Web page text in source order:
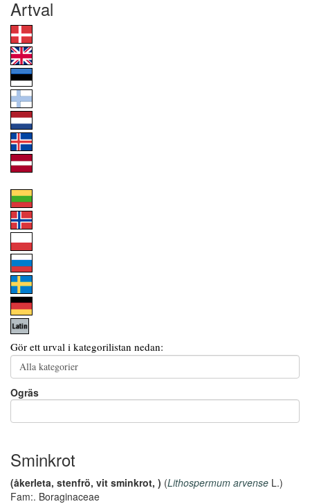
Artval
Gör ett urval i kategorilistan nedan:
Ogräs
Sminkrot
(åkerleta, stenfrö, vit sminkrot, ) (Lithospermum arvense L.)
Fam:. Boraginaceae